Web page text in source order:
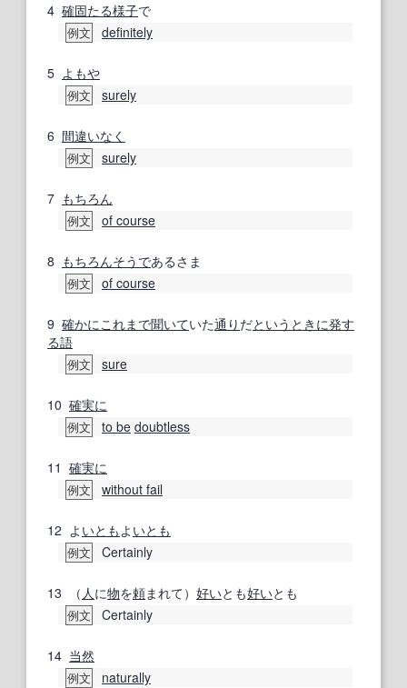
4 確固たる様子で
例文 definitely
5 よもや
例文 surely
6 間違いなく
例文 surely
7 もちろん
例文 of course
8 もちろんそうであるさま
例文 of course
9 確かにこれまで聞いていた通り だという ときに発す
る語
例文 sure
10 確実に
例文 to be doubtless
11 確実に
例文 without fail
12 よ いともよ いとも
例文 Certainly
13 （ 人に物を頼まれて） 好いとも好いとも
例文 Certainly
14 当然
例文 naturally